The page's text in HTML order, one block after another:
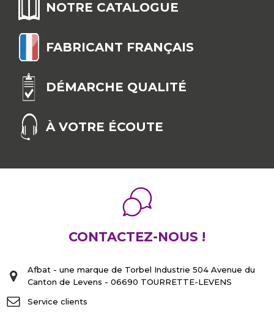
NOTRE CATALOGUE
FABRICANT FRANÇAIS
DÉMARCHE QUALITÉ
À VOTRE ÉCOUTE
CONTACTEZ-NOUS !
Afbat - une marque de Torbel Industrie 504 Avenue du
Canton de Levens - 06690 TOURRETTE-LEVENS
Service clients